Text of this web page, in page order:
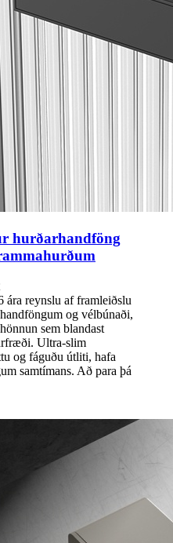
hurðarhandföng
ára reynslu af framleiðslu
og vélbúnaði,
sem blandast
Ultra-slim
og fáguðu útliti, hafa
samtímans. Að para þá